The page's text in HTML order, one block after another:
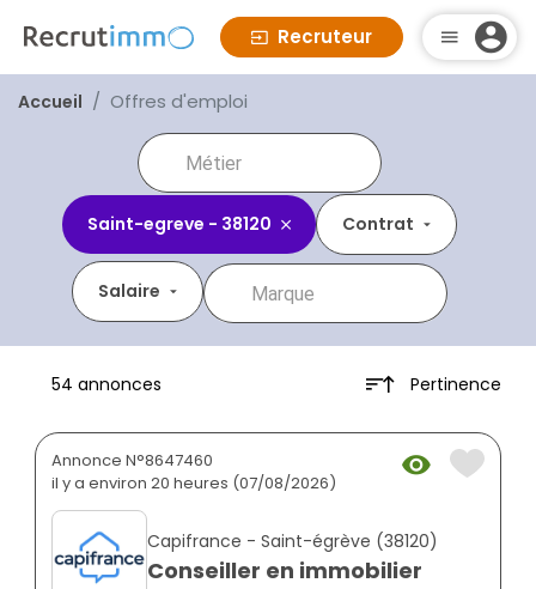
Recruteur
Accueil Offres d'emploi
Saint-egreve - 38120 Contrat
Salaire
54 annonces Pertinence
Annonce N°8647460
il y a environ 20 heures (07/08/2026)
Capifrance - Saint-égrève (38120)
Conseiller en immobilier